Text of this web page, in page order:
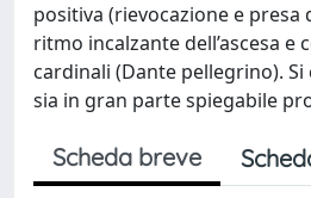
positiva (rievocazione e
ritmo incalzante dell’ascesa
cardinali (Dante pellegrino).
sia in gran parte spiegabile
Scheda breve